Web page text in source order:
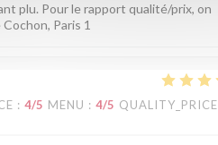
plu. Pour le rapport qualité/prix, on
Paris 1
: 4/5 MENU : 4/5 QUALITY_PRICE